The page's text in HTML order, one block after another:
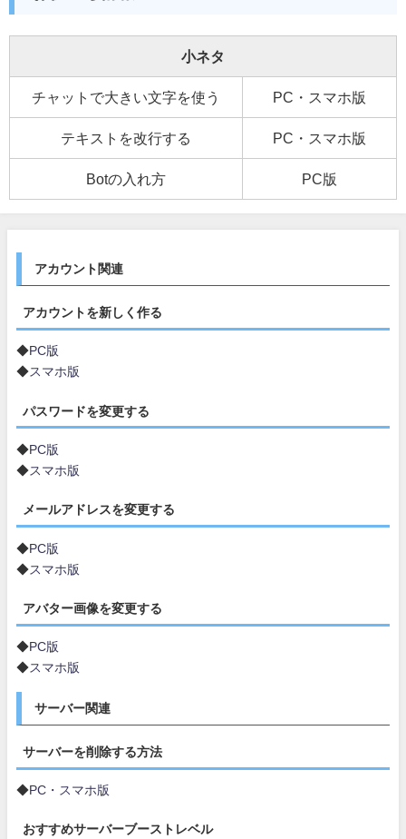
小ネタ
チャットで大きい文字を使う PC・スマホ版
テキストを改行する PC・スマホ版
Botの入れ方 PC版
アカウント関連
アカウントを新しく作る
◆PC版
◆スマホ版
パスワードを変更する
◆PC版
◆スマホ版
メールアドレスを変更する
◆PC版
◆スマホ版
アバター画像を変更する
◆PC版
◆スマホ版
サーバー関連
サーバーを削除する方法
◆PC・スマホ版
おすすめサーバーブーストレベル